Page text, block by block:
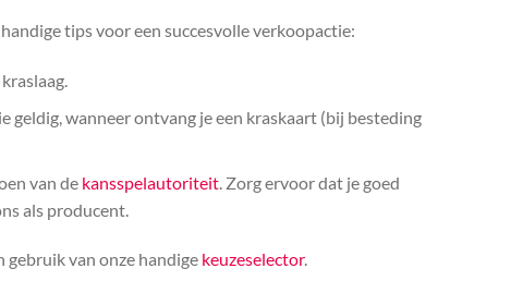
tips voor een succesvolle verkoopactie:
geldig, wanneer ontvang je een kraskaart (bij besteding
van de kansspelautoriteit. Zorg ervoor dat je goed
als producent.
gebruik van onze handige keuzeselector.